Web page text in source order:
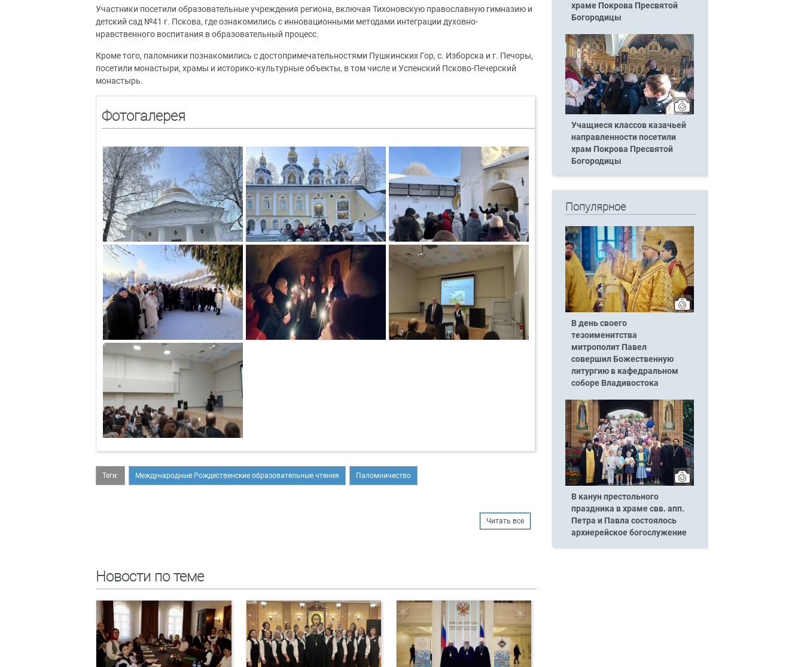
Участники посетили образовательные учреждения региона, включая Тихоновскую православную гимназию и
детский сад №41 г. Пскова, где ознакомились с инновационными методами интеграции духовно-
нравственного воспитания в образовательный процесс.
Кроме того, паломники познакомились с достопримечательностями Пушкинских Гор, с. Изборска и г. Печоры,
посетили монастыри, храмы и историко-культурные объекты, в том числе и Успенский Псково-Печерский
монастырь.
Фотогалерея
Теги: Международные Рождественские образовательные чтения Паломничество
Читать все
Новости по теме
храме Покрова Пресвятой
Богородицы
Учащиеся классов казачьей
направленности посетили
храм Покрова Пресвятой
Богородицы
Популярное
В день своего
тезоименитства
митрополит Павел
совершил Божественную
литургию в кафедральном
соборе Владивостока
В канун престольного
праздника в храме свв. апп.
Петра и Павла состоялось
архиерейское богослужение